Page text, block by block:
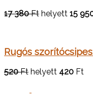
17 380 Ft helyett 15
Rugós
520 Ft helyett 420 Ft